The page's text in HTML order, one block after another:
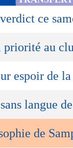
ce
priorité au
espoir de
langue
de